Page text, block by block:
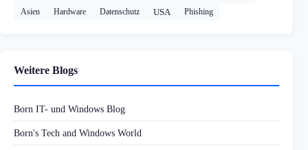
Asien Hardware Datenschutz USA Phishing
Weitere Blogs
Born IT- und Windows Blog
Born's Tech and Windows World